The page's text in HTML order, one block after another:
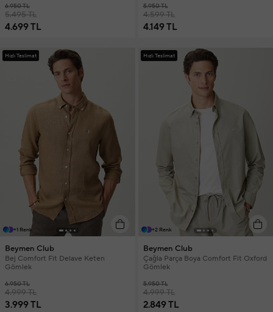
6.950 TL
5.495 TL
4.699 TL
5.950 TL
4.599 TL
4.149 TL
Hızlı Teslimat
+1 Renk
Beymen Club
Bej Comfort Fit Delave Keten
Gömlek
6.950 TL
4.999 TL
3.999 TL
Hızlı Teslimat
+2 Renk
Beymen Club
Çağla Parça Boya Comfort Fit Oxford
Gömlek
5.950 TL
4.999 TL
2.849 TL